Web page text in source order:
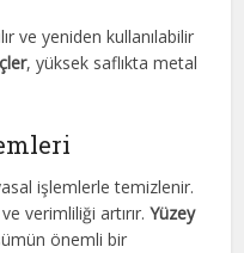
ve yeniden kullanılabilir
, yüksek saflıkta metal
işlemlerle temizlenir.
ve verimliliği artırır.Yüzey
önemli bir